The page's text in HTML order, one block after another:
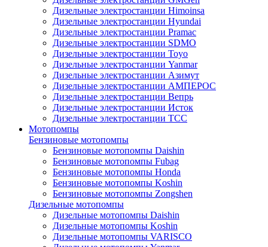
Дизельные электростанции Himoinsa
Дизельные электростанции Hyundai
Дизельные электростанции Pramac
Дизельные электростанции SDMO
Дизельные электростанции Toyo
Дизельные электростанции Yanmar
Дизельные электростанции Азимут
Дизельные электростанции АМПЕРОС
Дизельные электростанции Вепрь
Дизельные электростанции Исток
Дизельные электростанции ТСС
Мотопомпы
Бензиновые мотопомпы
Бензиновые мотопомпы Daishin
Бензиновые мотопомпы Fubag
Бензиновые мотопомпы Honda
Бензиновые мотопомпы Koshin
Бензиновые мотопомпы Zongshen
Дизельные мотопомпы
Дизельные мотопомпы Daishin
Дизельные мотопомпы Koshin
Дизельные мотопомпы VARISCO